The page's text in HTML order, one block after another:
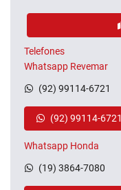
Telefones
Whatsapp Revemar
(92) 99114-6721
(92) 99114-6721
Whatsapp Honda
(19) 3864-7080